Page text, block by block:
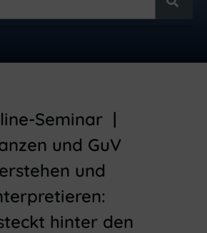
Seminar |
und GuV
und
hinter den